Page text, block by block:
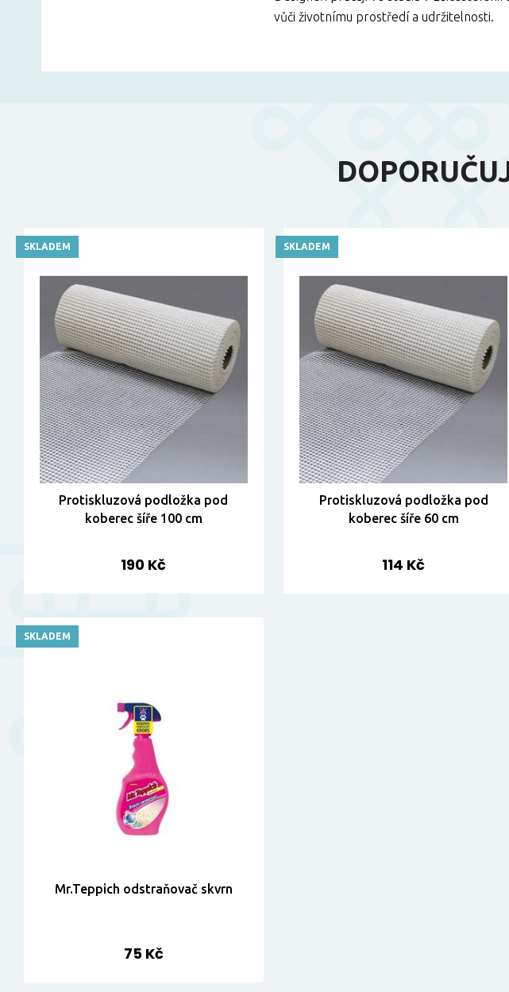
vůči životnímu prostředí a udržitelnosti.
Protiskluzová podložka pod
koberec šíře 100 cm
190 Kč
SKLADEM
Protiskluzová podložka pod
koberec šíře 60 cm
114 Kč
SKLADEM
Mr.Teppich odstraňovač skvrn
75 Kč
SKLADEM